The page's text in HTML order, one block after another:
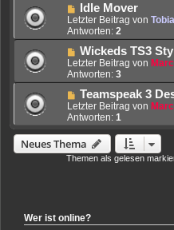
Idle Mover
Letzter Beitrag von
Antworten: 2
Wickeds TS3
Letzter Beitrag von
Antworten: 3
Teamspeak 3
Letzter Beitrag von
Antworten: 1
Neues Thema
Themen als gelesen
Wer ist online?